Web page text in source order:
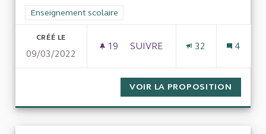
Filtrer les résultats de la catégorie : Enseignement scolaire
Enseignement scolaire
CRÉÉ LE
09/03/2022
19 19 ABONNÉS
SUIVRE
32 4
VOIR LA PROPOSITION